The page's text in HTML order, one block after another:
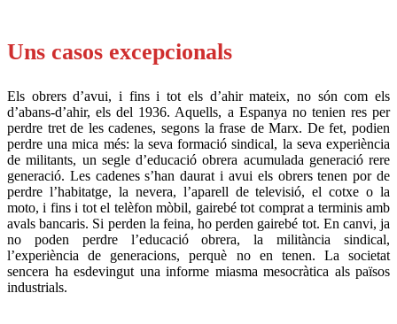
Uns casos excepcionals
Els obrers d’avui, i fins i tot els d’ahir mateix, no són com els
d’abans-d’ahir, els del 1936. Aquells, a Espanya no tenien res per
perdre tret de les cadenes, segons la frase de Marx. De fet, podien
perdre una mica més: la seva formació sindical, la seva experiència
de militants, un segle d’educació obrera acumulada generació rere
generació. Les cadenes s’han daurat i avui els obrers tenen por de
perdre l’habitatge, la nevera, l’aparell de televisió, el cotxe o la
moto, i fins i tot el telèfon mòbil, gairebé tot comprat a terminis amb
avals bancaris. Si perden la feina, ho perden gairebé tot. En canvi, ja
no poden perdre l’educació obrera, la militància sindical,
l’experiència de generacions, perquè no en tenen. La societat
sencera ha esdevingut una informe miasma mesocràtica als països
industrials.